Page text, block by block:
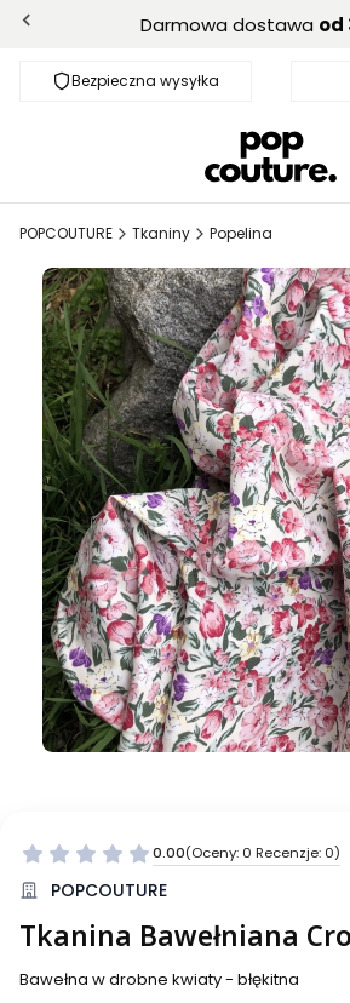
Darmowa dostawa od
Bezpieczna wysyłka Darmowa
POPCOUTURE Tkaniny Popelina
0.00(Oceny: 0 Recenzje: 0)
Przejdź do sekcji Opinie
POPCOUTURE
Tkanina Bawełniana
Bawełna w drobne kwiaty - błękitna